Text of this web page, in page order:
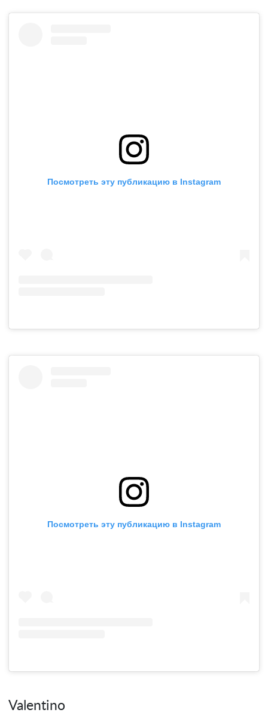
Посмотреть эту публикацию в Instagram
Посмотреть эту публикацию в Instagram
Valentino